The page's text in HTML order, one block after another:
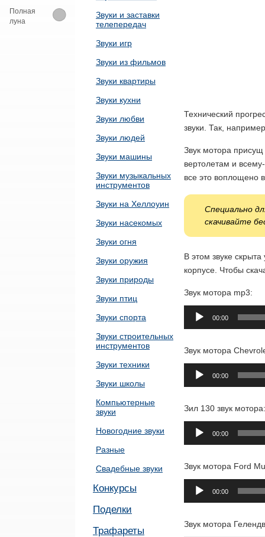
Полная
луна
Звуки и заставки
телепередач
Звуки игр
Звуки из фильмов
Звуки квартиры
Звуки кухни
Звуки любви
Звуки людей
Звуки машины
Звуки музыкальных
инструментов
Звуки на Хеллоуин
Звуки насекомых
Звуки огня
Звуки оружия
Звуки природы
Звуки птиц
Звуки спорта
Звуки строительных
инструментов
Звуки техники
Звуки школы
Компьютерные
звуки
Новогодние звуки
Разные
Свадебные звуки
Конкурсы
Поделки
Трафареты
Технический
звуки. Так,
Звук мотора
вертолетам и
все это воплощено
Специально
скачивайте
В этом звуке
корпусе. Чтобы
Звук мотора mp3:
Аудиоплеер
00:00
Звук мотора
Аудиоплеер
00:00
Зил 130 звук мотора:
Аудиоплеер
00:00
Звук мотора Ford
Аудиоплеер
00:00
Звук мотора